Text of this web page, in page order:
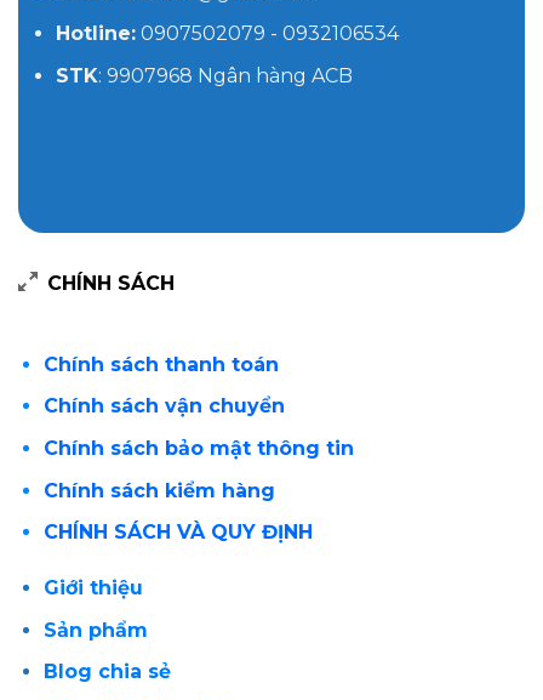
Hotline:0907502079 - 0932106534
STK: 9907968 Ngân hàng ACB
CHÍNH SÁCH
Chính sách thanh toán
Chính sách vận chuyển
Chính sách bảo mật thông tin
Chính sách kiểm hàng
CHÍNH SÁCH VÀ QUY ĐỊNH
Giới thiệu
Sản phẩm
Blog chia sẻ